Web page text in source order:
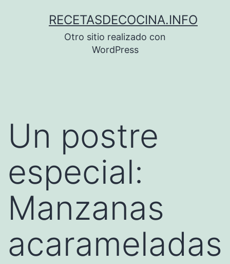
RECETASDECOCINA.INFO
Otro sitio realizado con
WordPress
Un postre
especial:
Manzanas
acarameladas